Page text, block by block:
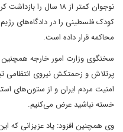
کودک فلسطینی را در دادگاه‌های
محاکمه قرار داده است.
سخنگوی وزارت امور خارجه همچنین
پرتلاش و زحمتکش نیروی انتظامی
امنیت مردم ایران و از ستون‌های
خسته نباشید عرض می‌کنیم.
وی همچنین افزود: یاد عزیزانی که